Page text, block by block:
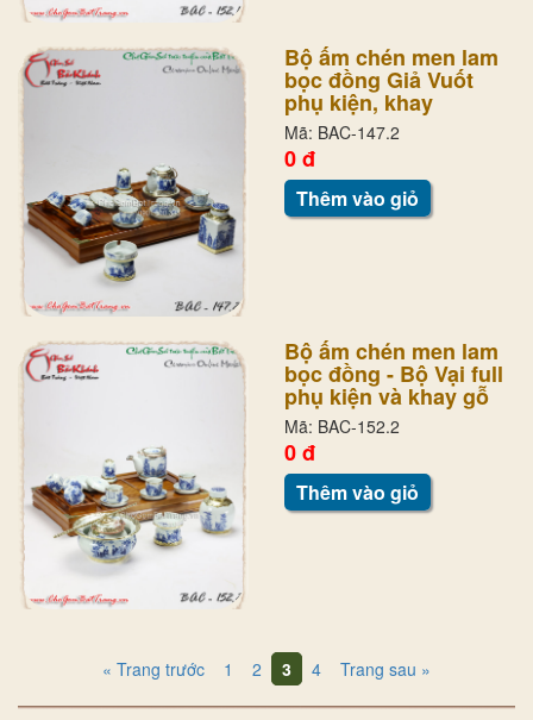
Bộ ấm chén men lam
bọc đồng Giả Vuốt
phụ kiện, khay
Mã: BAC-147.2
0 đ
Thêm vào giỏ
Bộ ấm chén men lam
bọc đồng - Bộ Vại full
phụ kiện và khay gỗ
Mã: BAC-152.2
0 đ
Thêm vào giỏ
« Trang trước 1 2 3 4 Trang sau »